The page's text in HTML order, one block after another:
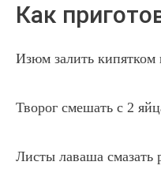
Как
Изюм залить
Творог смешать с 2
Листы лаваша